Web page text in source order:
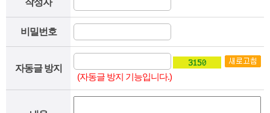
작성자
비밀번호
자동글 방지
(자동글 방지 기능입니다.)